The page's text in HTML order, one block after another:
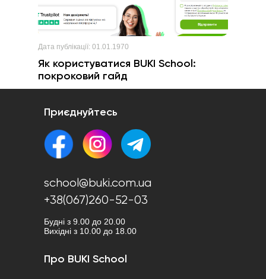
Дата публікації: 01.01.1970
Як користуватися BUKI School:
покроковий гайд
Приєднуйтесь
school@buki.com.ua
+38(067)260-52-03
Будні з 9.00 до 20.00
Вихідні з 10.00 до 18.00
Про BUKI School